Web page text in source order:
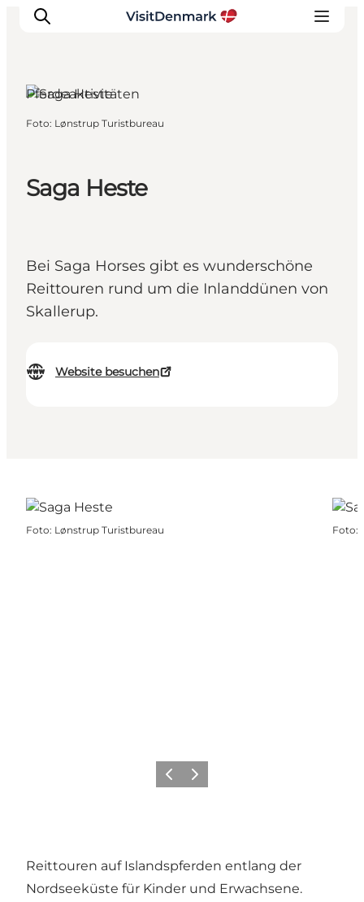
Erlebnisse
Unterkünfte
Saga Heste
Bei Saga Horses gibt es wunderschöne
Reittouren rund um die Inlanddünen von
Skallerup.
Website besuchen
Pferdeaktivitäten
Foto: Lønstrup Turistbureau
Foto: Lønstrup Turistbureau Foto:
ZurückWeiter
Reittouren auf Islandspferden entlang der
Nordseeküste für Kinder und Erwachsene.